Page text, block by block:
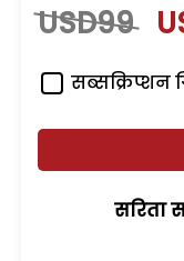
USD99
सब्सक्रिप्शन
सरिता